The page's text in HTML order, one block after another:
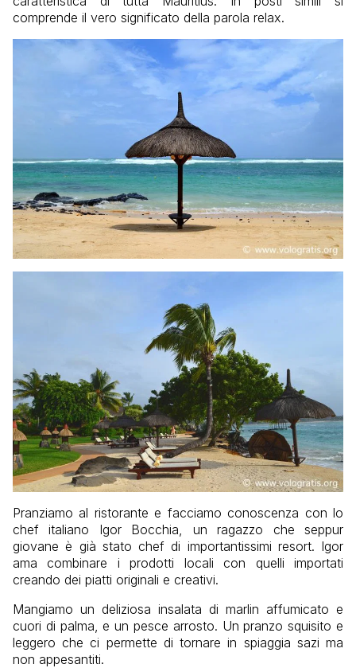
comprende il vero significato della parola relax.
Pranziamo al ristorante e facciamo conoscenza con lo
chef italiano Igor Bocchia, un ragazzo che seppur
giovane è già stato chef di importantissimi resort. Igor
ama combinare i prodotti locali con quelli importati
creando dei piatti originali e creativi.
Mangiamo un deliziosa insalata di marlin affumicato e
cuori di palma, e un pesce arrosto. Un pranzo squisito e
leggero che ci permette di tornare in spiaggia sazi ma
non appesantiti.